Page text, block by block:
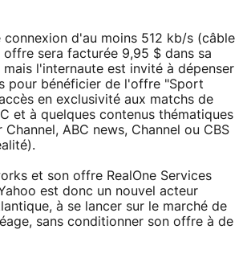
connexion d'au moins 512 kb/s (câble
offre sera facturée 9,95 $ dans sa
mais l'internaute est invité à dépenser
pour bénéficier de l'offre "Sport
en exclusivité aux matchs de
et à quelques contenus thématiques
Channel, ABC news, Channel ou CBS
et son offre RealOne Services
est donc un nouvel acteur
à se lancer sur le marché de
sans conditionner son offre à de